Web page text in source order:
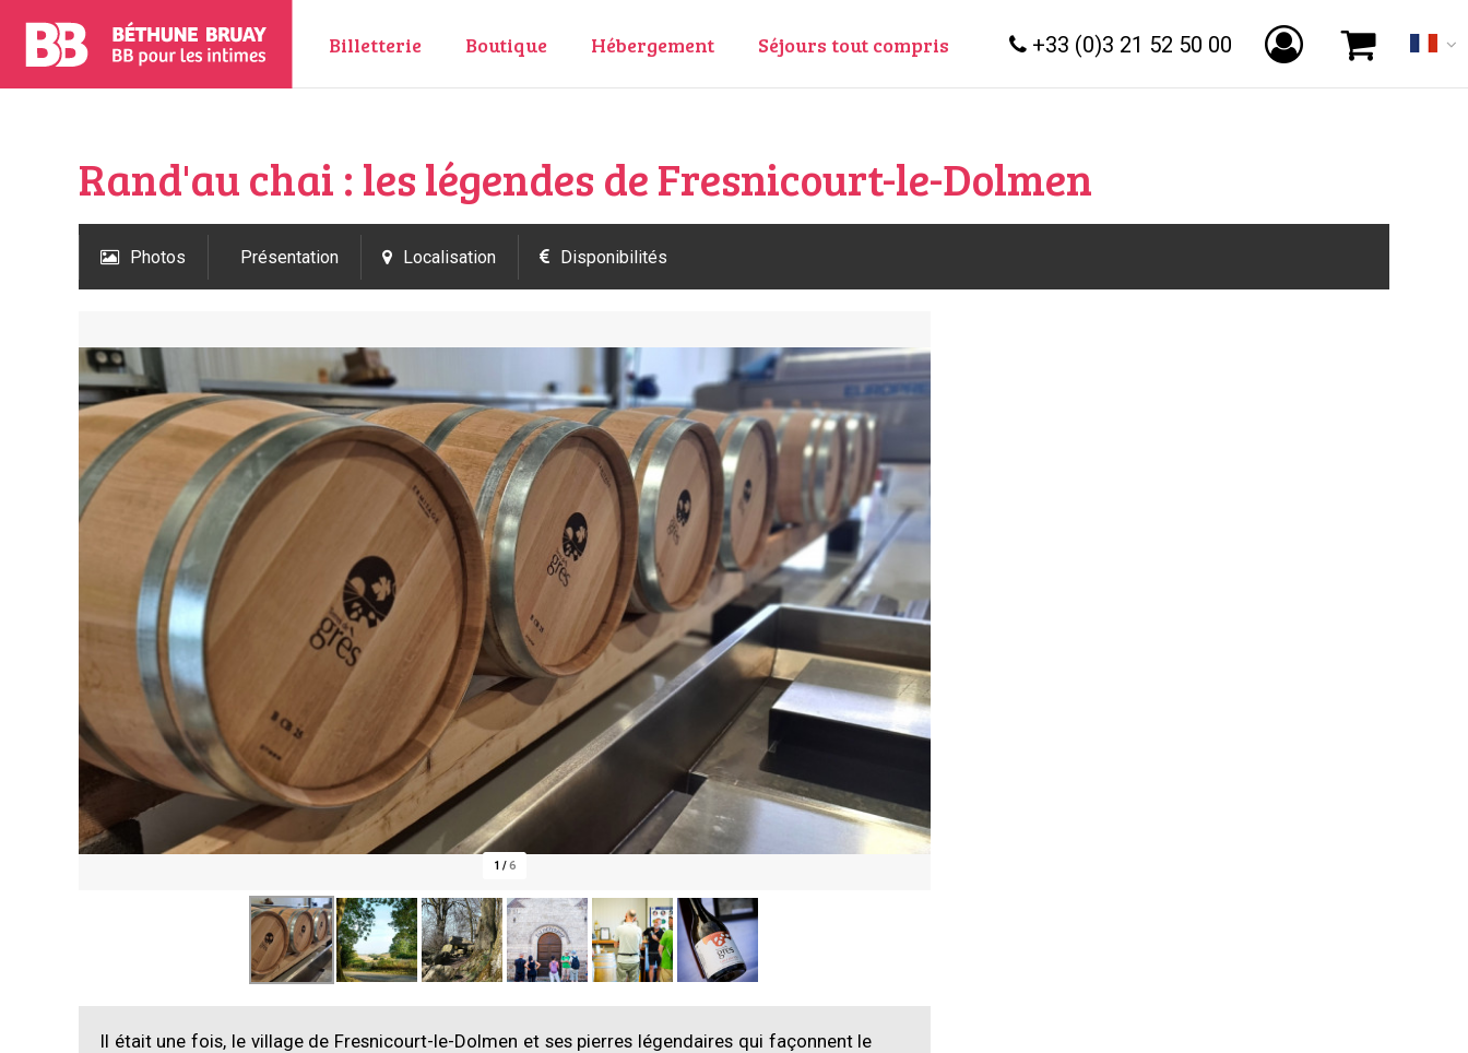
Billetterie Boutique Hébergement Séjours tout compris +33 (0)3 21 52 50 00
Rand'au chai : les légendes de Fresnicourt-le-Dolmen
Photos Présentation Localisation Disponibilités
1 /6
Il était une fois, le village de Fresnicourt-le-Dolmen et ses pierres légendaires qui façonnent le